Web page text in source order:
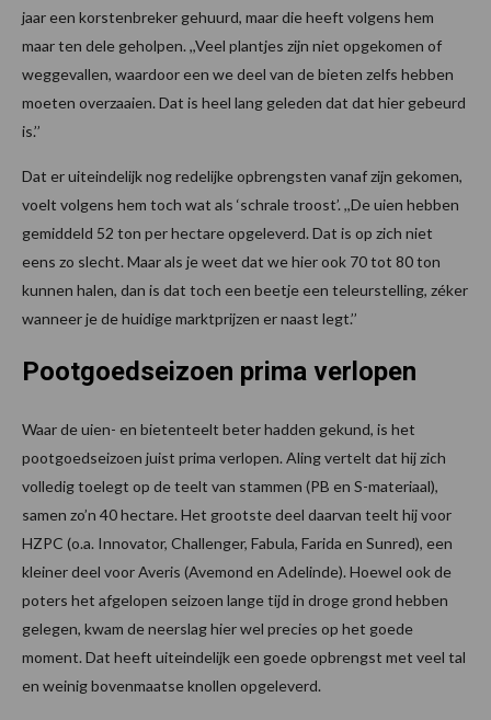
jaar een korstenbreker gehuurd, maar die heeft volgens hem
maar ten dele geholpen. ,,Veel plantjes zijn niet opgekomen of
weggevallen, waardoor een we deel van de bieten zelfs hebben
moeten overzaaien. Dat is heel lang geleden dat dat hier gebeurd
is.’’
Dat er uiteindelijk nog redelijke opbrengsten vanaf zijn gekomen,
voelt volgens hem toch wat als ‘schrale troost’. ,,De uien hebben
gemiddeld 52 ton per hectare opgeleverd. Dat is op zich niet
eens zo slecht. Maar als je weet dat we hier ook 70 tot 80 ton
kunnen halen, dan is dat toch een beetje een teleurstelling, zéker
wanneer je de huidige marktprijzen er naast legt.’’
Pootgoedseizoen prima verlopen
Waar de uien- en bietenteelt beter hadden gekund, is het
pootgoedseizoen juist prima verlopen. Aling vertelt dat hij zich
volledig toelegt op de teelt van stammen (PB en S-materiaal),
samen zo’n 40 hectare. Het grootste deel daarvan teelt hij voor
HZPC (o.a. Innovator, Challenger, Fabula, Farida en Sunred), een
kleiner deel voor Averis (Avemond en Adelinde). Hoewel ook de
poters het afgelopen seizoen lange tijd in droge grond hebben
gelegen, kwam de neerslag hier wel precies op het goede
moment. Dat heeft uiteindelijk een goede opbrengst met veel tal
en weinig bovenmaatse knollen opgeleverd.